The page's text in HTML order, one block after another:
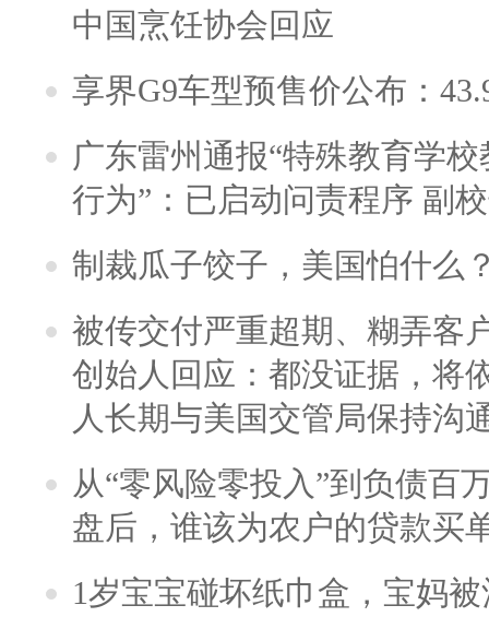
中国烹饪协会回应
享界G9车型预售价公布：
广东雷州通报“特殊教育学
行为”：已启动问责程序 副
制裁瓜子饺子，美国怕什么
被传交付严重超期、糊弄客
创始人回应：都没证据，将
人长期与美国交管局保持沟
从“零风险零投入”到负债百
盘后，谁该为农户的贷款买
1岁宝宝碰坏纸巾盒，宝妈